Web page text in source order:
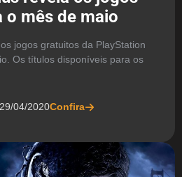
mês de maio
jogos gratuitos da PlayStation
Os títulos disponíveis para os
29/04/2020Confira